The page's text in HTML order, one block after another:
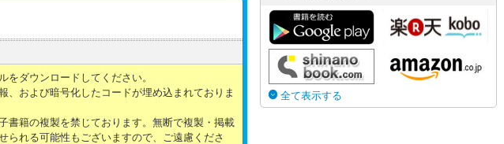
ダウンロードしてください。
および暗号化したコードが埋め込まれておりま
書籍の複製を禁じております。無断で複製・掲載
られる可能性もございますので、ご遠慮くださ
全て表示する